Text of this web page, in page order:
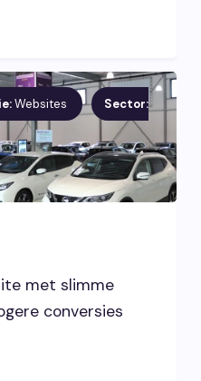
Websites
Sector:
met slimme
conversies